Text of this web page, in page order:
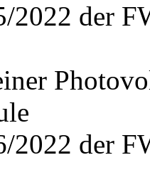
2022 der
2022 der